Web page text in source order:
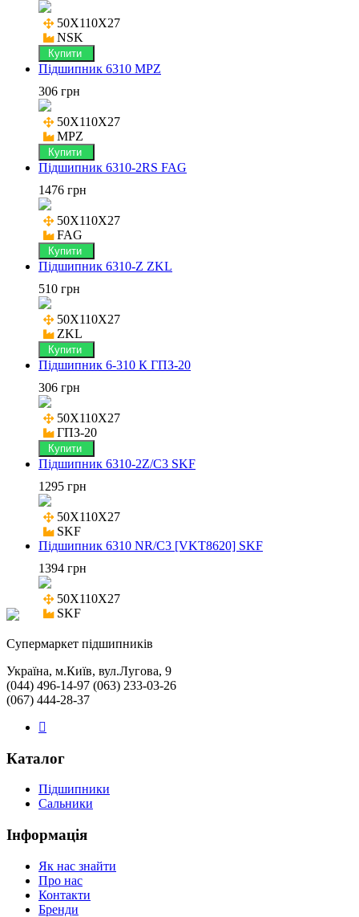
50X110X27
NSK
Купити
Підшипник 6310 MPZ
306 грн
50X110X27
MPZ
Купити
Підшипник 6310-2RS FAG
1476 грн
50X110X27
FAG
Купити
Підшипник 6310-Z ZKL
510 грн
50X110X27
ZKL
Купити
Підшипник 6-310 К ГПЗ-20
306 грн
50X110X27
ГПЗ-20
Купити
Підшипник 6310-2Z/C3 SKF
1295 грн
50X110X27
SKF
Підшипник 6310 NR/C3 [VKT8620] SKF
1394 грн
50X110X27
SKF
Cупермаркет підшипників
Україна, м.Київ, вул.Лугова, 9
(044) 496-14-97 (063) 233-03-26
(067) 444-28-37
Каталог
Підшипники
Сальники
Інформація
Як нас знайти
Про нас
Контакти
Бренди